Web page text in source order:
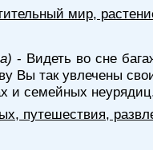
мир,
- Видеть во сне
Вы так увлечены
и семейных
путешествия,